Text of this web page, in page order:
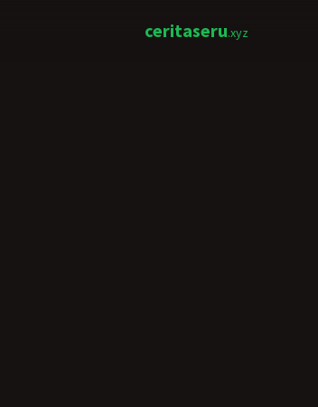
ceritaseru.xyz